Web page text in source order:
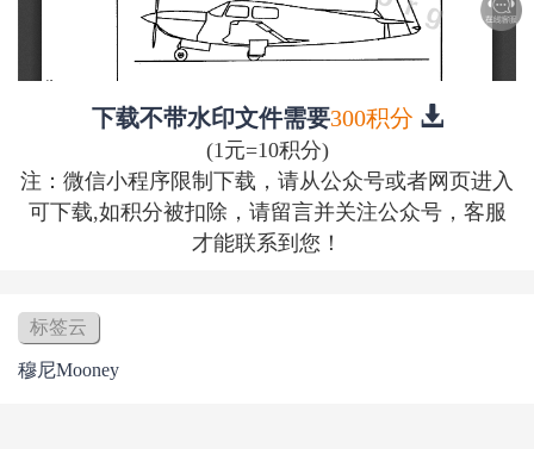
下载不带水印文件需要300积分
(1元=10积分)
注：微信小程序限制下载，请从公众号或者网页进入
可下载,如积分被扣除，请留言并关注公众号，客服
才能联系到您！
标签云
穆尼Mooney